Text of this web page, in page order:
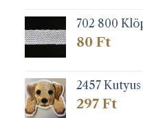
702 800
80 Ft
2457 Kutyus
297 Ft